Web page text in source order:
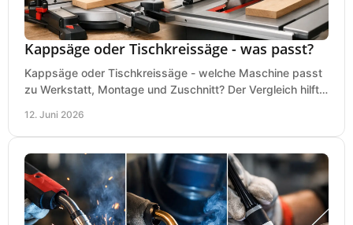
Kappsäge oder Tischkreissäge - was passt?
Kappsäge oder Tischkreissäge - welche Maschine passt
zu Werkstatt, Montage und Zuschnitt? Der Vergleich hilft
12. Juni 2026